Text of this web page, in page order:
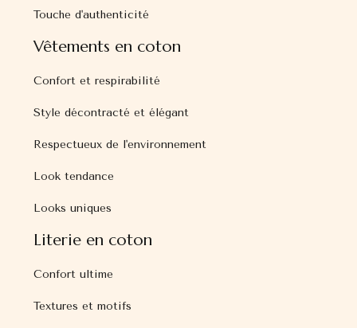
Touche d'authenticité
Vêtements en coton
Confort et respirabilité
Style décontracté et élégant
Respectueux de l'environnement
Look tendance
Looks uniques
Literie en coton
Confort ultime
Textures et motifs